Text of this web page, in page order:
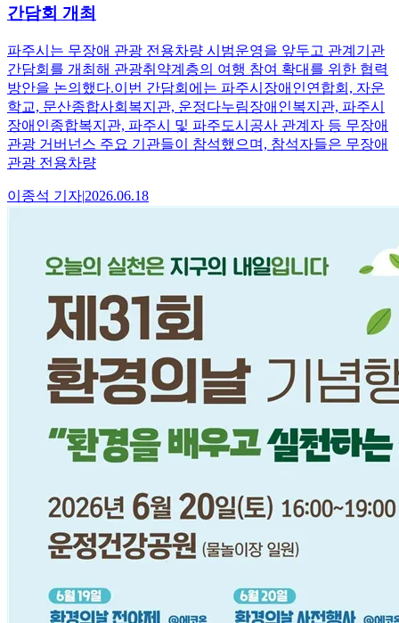
간담회 개최
파주시는 무장애 관광 전용차량 시범운영을 앞두고 관계기관
간담회를 개최해 관광취약계층의 여행 참여 확대를 위한 협력
방안을 논의했다.이번 간담회에는 파주시장애인연합회, 자운
학교, 문산종합사회복지관, 운정다누림장애인복지관, 파주시
장애인종합복지관, 파주시 및 파주도시공사 관계자 등 무장애
관광 거버넌스 주요 기관들이 참석했으며, 참석자들은 무장애
관광 전용차량
이종석 기자|2026.06.18